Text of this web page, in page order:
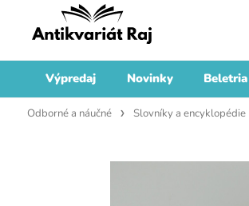
Výpredaj Novinky Beletria
Odborné a náučné Slovníky a encyklopédie